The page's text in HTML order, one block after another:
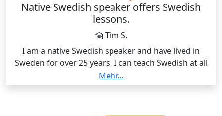
Native Swedish speaker offers Swedish
lessons.
Tim S.
I am a native Swedish speaker and have lived in
Sweden for over 25 years. I can teach Swedish at all
levels, from beginner to advanced, using clear
explanations and practical exercises to help learners
Mehr...